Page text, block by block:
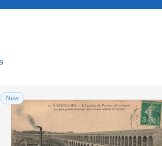
New